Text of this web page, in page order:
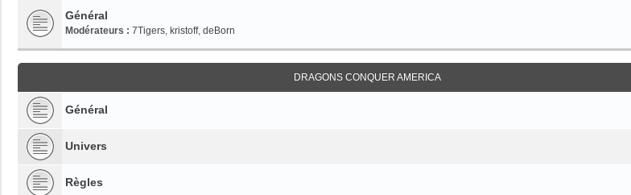
Général
Modérateurs : 7Tigers, kristoff, deBorn
DRAGONS CONQUER AMERICA
Général
Univers
Règles